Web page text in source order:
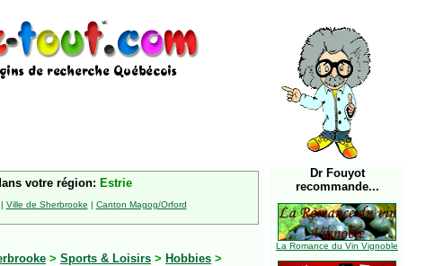
votre région: Estrie
| Ville de Sherbrooke | Canton Magog/Orford
> Sports & Loisirs > Hobbies >
Dr Fouyot
recommande...
La Romance du Vin Vignoble